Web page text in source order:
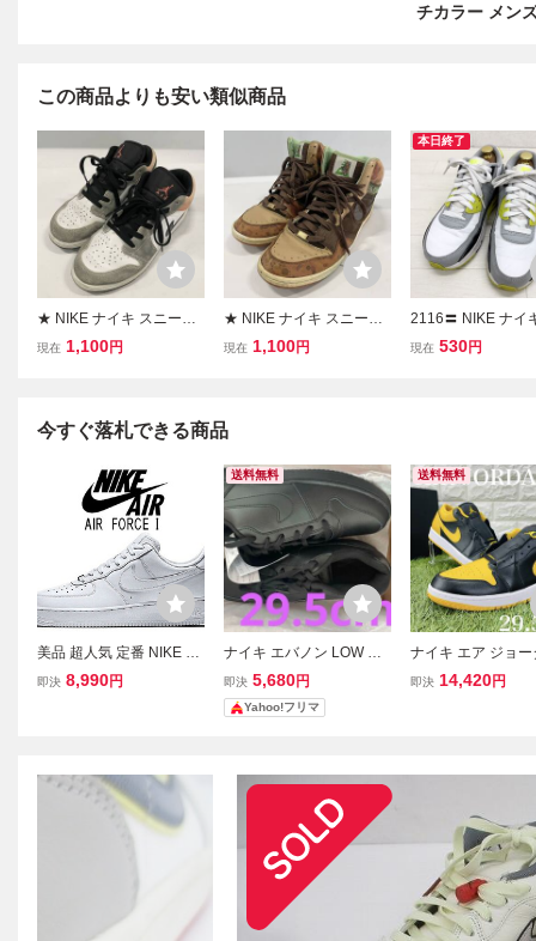
チカラー メン
この商品よりも安い類似商品
★ NIKE ナイキ スニーカ
ー AIR JORDAN 1 LOW S
ース 現状品
現在 1,100円
★ NIKE ナイキ スニーカ
ー コートフォース ハイ
cm メンズ
現在 1,100円
本日終了
2116〓 NIKE ナイ
マックス90 スニー
現在 530円
今すぐ落札できる商品
美品 超人気 定番 NIKE AI
R FORCE 1 '07 WHITE/W
即決 8,990円
送料無料
ナイキ エバノン LOW NIK
E シューズ スニーカー メ
ンズ 29.5cm
即決 5,680円
Yahoo!フリマ
送料無料
ナイキ エア ジョー
ロー 白黒黄 Nike
即決 14,420円